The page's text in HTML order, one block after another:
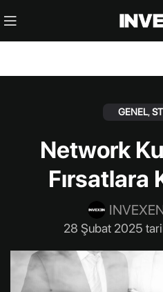
GENEL,
Network
Fırsatlara
28 Şubat 2025